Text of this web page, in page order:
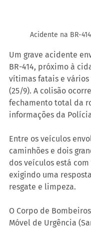
Acidente na BR-
Um grave acidente
BR-414, próximo à
vítimas fatais e
(25/9). A colisão
fechamento total da
informações da
Entre os veículos
caminhões e dois
dos veículos está
exigindo uma
resgate e limpeza.
O Corpo de
Móvel de Urgência